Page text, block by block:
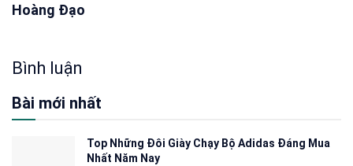
Hoàng Đạo
Bình luận
Bài mới nhất
Top Những Đôi Giày Chạy Bộ Adidas Đáng Mua
Nhất Năm Nay